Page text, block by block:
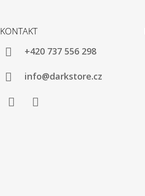
KONTAKT
+420 737 556 298
info@darkstore.cz